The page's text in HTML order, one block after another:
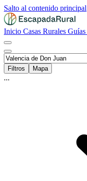
Salto al contenido principal
Inicio Casas Rurales Guías
Filtros
Mapa
...